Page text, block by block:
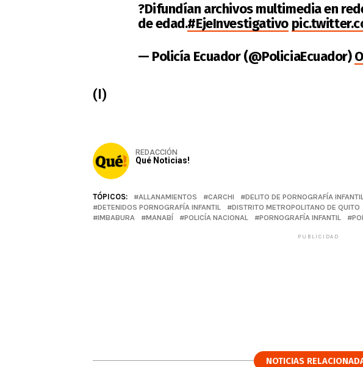
?Difundían archivos multimedia en
de edad.#EjeInvestigativo
— Policía Ecuador (@PoliciaEcuador)
(I)
REDACCIÓN
Qué Noticias!
TÓPICOS: ALLANAMIENTOS CARCHI DELITO DE PORNOGRAFÍA
DETENIDOS PORNOGRAFÍA INFANTIL
DISTRITO METROPOLITANO DE QUITO
IMBABURA
MANABÍ POLICÍA NACIONAL PORNOGRAFÍA INFANTIL
PUBLICIDAD
NOTICIAS